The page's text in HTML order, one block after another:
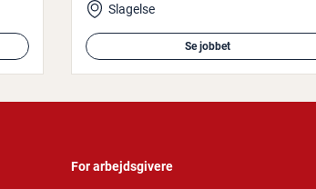
Slagelse
Se jobbet
For arbejdsgivere